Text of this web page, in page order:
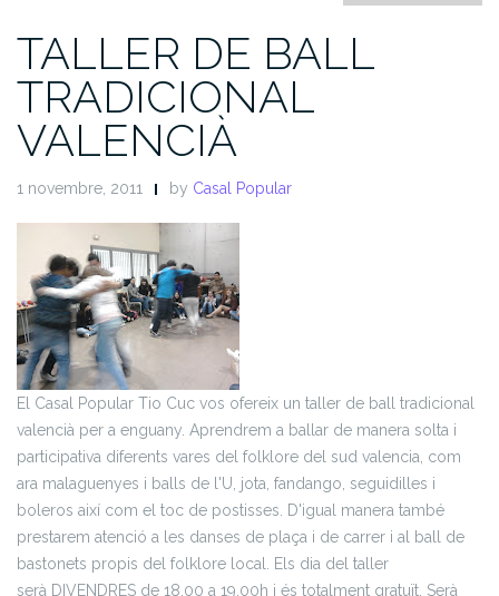
TALLER DE BALL
TRADICIONAL
VALENCIÀ
1 novembre, 2011 by Casal Popular
El Casal Popular Tio Cuc vos ofereix un taller de ball tradicional
valencià per a enguany. Aprendrem a ballar de manera solta i
participativa diferents vares del folklore del sud valencia, com
ara malaguenyes i balls de l'U, jota, fandango, seguidilles i
boleros així com el toc de postisses. D'igual manera també
prestarem atenció a les danses de plaça i de carrer i al ball de
bastonets propis del folklore local. Els dia del taller
serà DIVENDRES de 18.00 a 19.00h i és totalment gratuït. Serà